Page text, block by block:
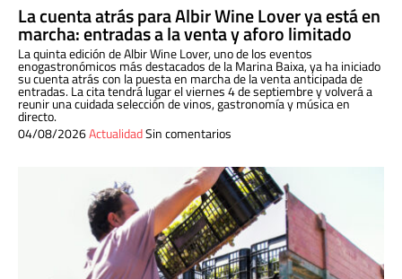
La cuenta atrás para Albir Wine Lover ya está en
marcha: entradas a la venta y aforo limitado
La quinta edición de Albir Wine Lover, uno de los eventos
enogastronómicos más destacados de la Marina Baixa, ya ha iniciado
su cuenta atrás con la puesta en marcha de la venta anticipada de
entradas. La cita tendrá lugar el viernes 4 de septiembre y volverá a
reunir una cuidada selección de vinos, gastronomía y música en
directo.
04/08/2026ActualidadSin comentarios